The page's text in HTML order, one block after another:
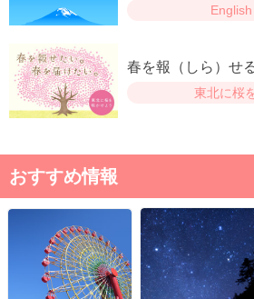
春を報（しら）せ
東北に桜
おすすめ情報